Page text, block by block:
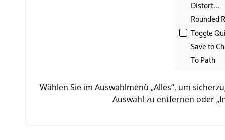
Wählen Sie im Auswahlmenü „Alles“, um
Auswahl zu entfernen oder„